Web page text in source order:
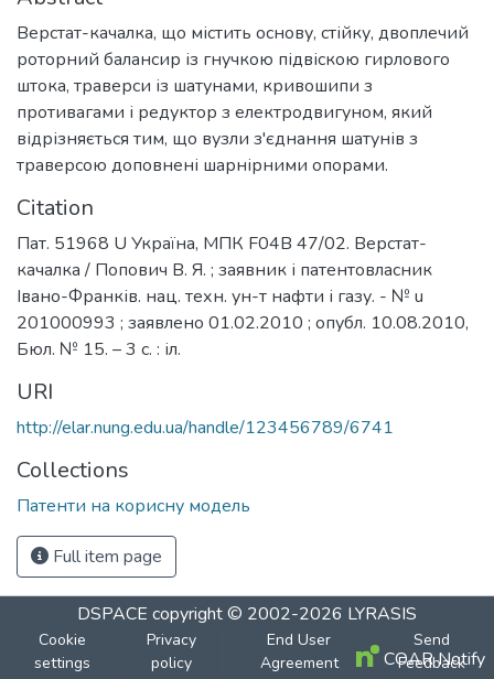
Верстат-качалка, що містить основу, стійку, двоплечий
роторний балансир із гнучкою підвіскою гирлового
штока, траверси із шатунами, кривошипи з
противагами і редуктор з електродвигуном, який
відрізняється тим, що вузли з'єднання шатунів з
траверсою доповнені шарнірними опорами.
Citation
Пат. 51968 U Україна, МПК F04B 47/02. Верстат-
качалка / Попович В. Я. ; заявник і патентовласник
Івано-Франків. нац. техн. ун-т нафти і газу. - № u
201000993 ; заявлено 01.02.2010 ; опубл. 10.08.2010,
Бюл. № 15. – 3 с. : іл.
URI
http://elar.nung.edu.ua/handle/123456789/6741
Collections
Патенти на корисну модель
Full item page
DSPACE copyright © 2002-2026 LYRASIS
Cookie
settings
Privacy
policy
End User
Agreement
Send
Feedback
COAR Notify